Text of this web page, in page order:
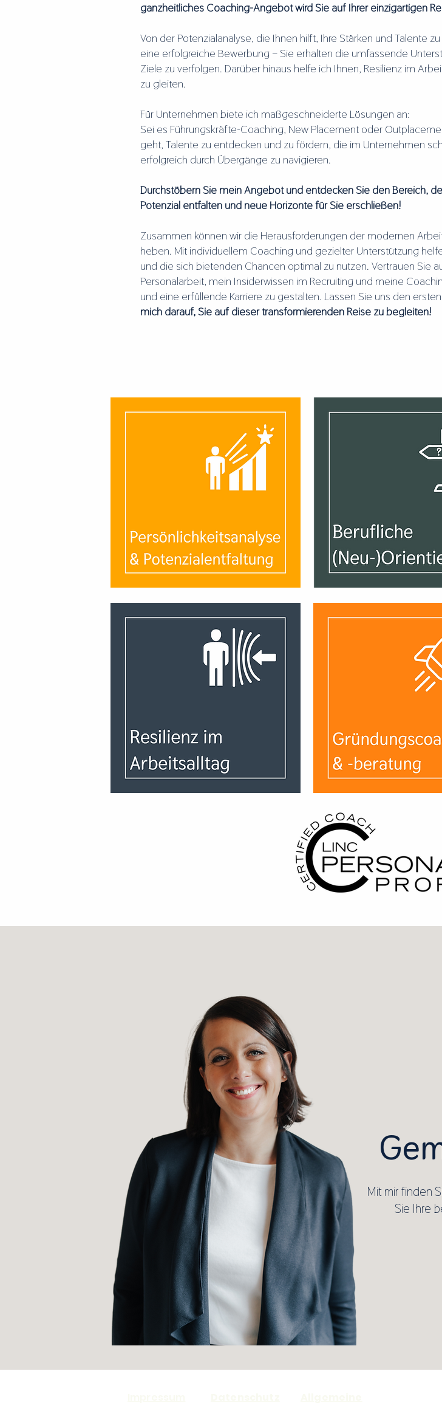
ganzheitliches Coaching-Angebot wird Sie auf Ihrer einzigartigen
Von der Potenzialanalyse, die Ihnen hilft, Ihre Stärken und Talente
eine erfolgreiche Bewerbung – Sie erhalten die umfassende
Ziele zu verfolgen. Darüber hinaus helfe ich Ihnen, Resilienz im
zu gleiten.
Für Unternehmen biete ich maßgeschneiderte Lösungen an:
Sei es Führungskräfte-Coaching, New Placement oder
geht, Talente zu entdecken und zu fördern, die im Unternehmen
erfolgreich durch Übergänge zu navigieren.
Durchstöbern Sie mein Angebot und entdecken Sie den Bereich,
Potenzial entfalten und neue Horizonte für Sie erschließen!
Zusammen können wir die Herausforderungen der modernen
heben. Mit individuellem Coaching und gezielter Unterstützung
und die sich bietenden Chancen optimal zu nutzen. Vertrauen Sie
Personalarbeit, mein Insiderwissen im Recruiting und meine
und eine erfüllende Karriere zu gestalten. Lassen Sie uns den
mich darauf, Sie auf dieser transformierenden Reise zu begleiten!
Grow
Welcome visitors to your site with a short,
Double click to edit and add
Mit mir finden
Sie Ihre